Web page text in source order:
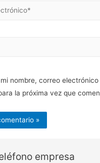
mi nombre, correo
la próxima vez que
empresa